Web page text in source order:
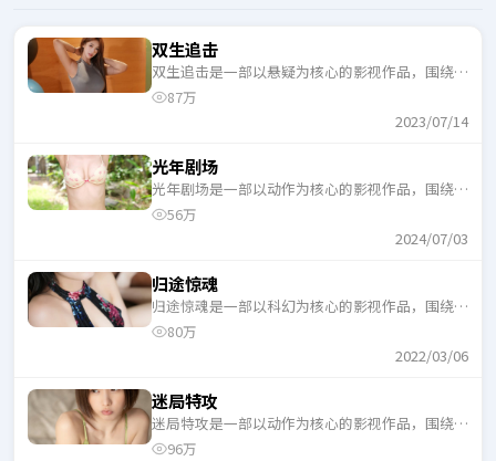
双生追击
双生追击是一部以悬疑为核心的影视作品，围绕危
机、反转与人物成长展开，整体节奏紧凑，适合一
87万
2023/07/14
光年剧场
光年剧场是一部以动作为核心的影视作品，围绕危
机、反转与人物成长展开，整体节奏紧凑，适合一
56万
2024/07/03
归途惊魂
归途惊魂是一部以科幻为核心的影视作品，围绕危
机、反转与人物成长展开，整体节奏紧凑，适合一
80万
2022/03/06
迷局特攻
迷局特攻是一部以动作为核心的影视作品，围绕危
机、反转与人物成长展开，整体节奏紧凑，适合一
96万